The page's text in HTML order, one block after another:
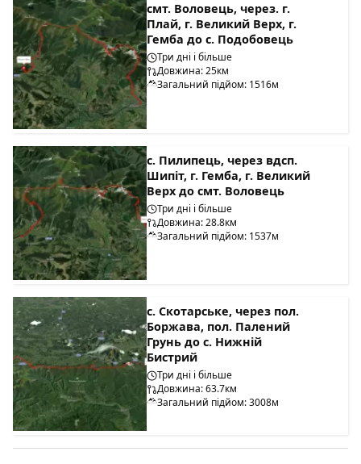
смт. Воловець, через. г.
Плай, г. Великий Верх, г.
Гемба до с. Подобовець
Три дні і більше
Довжина: 25км
Загальний підйом: 1516м
с. Пилипець, через вдсп.
Шипіт, г. Гемба, г. Великий
Верх до смт. Воловець
Три дні і більше
Довжина: 28.8км
Загальний підйом: 1537м
с. Скотарське, через пол.
Боржава, пол. Палений
Грунь до с. Нижній
Бистрий
Три дні і більше
Довжина: 63.7км
Загальний підйом: 3008м